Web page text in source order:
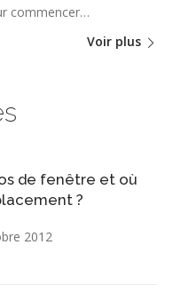
commencer…
Voir plus
de fenêtre et où
?
2012